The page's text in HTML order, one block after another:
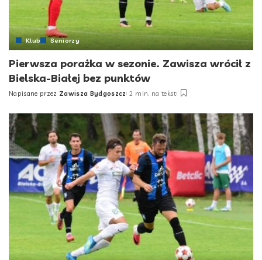
Klub Seniorzy
Pierwsza porażka w sezonie. Zawisza wrócił z
Bielska-Białej bez punktów
Posted
Napisane przez Zawisza Bydgoszcz 2 min. na tekst